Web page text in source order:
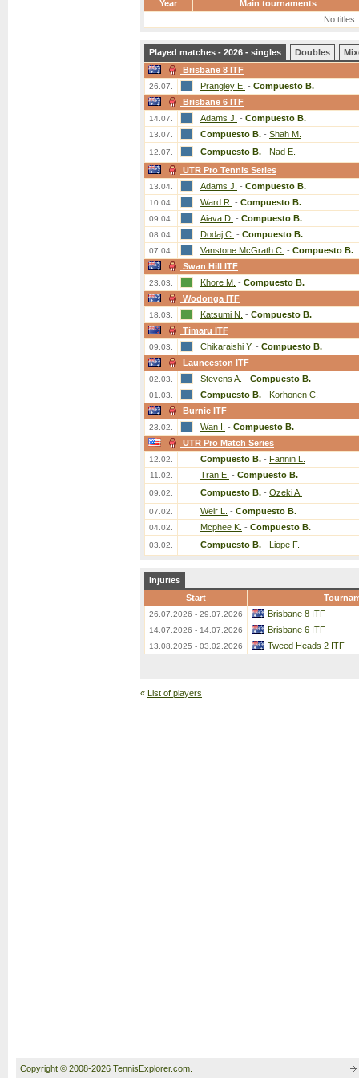
Year
Main tournaments
No titles
Played matches - 2026 - singles Doubles
Brisbane 8 ITF
26.07. Prangley E. - Compuesto B.
Brisbane 6 ITF
14.07. Adams J. - Compuesto B.
13.07. Compuesto B. - Shah M.
12.07. Compuesto B. - Nad E.
UTR Pro Tennis Series
13.04. Adams J. - Compuesto B.
10.04. Ward R. - Compuesto B.
09.04. Aiava D. - Compuesto B.
08.04. Dodaj C. - Compuesto B.
07.04. Vanstone McGrath C. - Compuesto B.
Swan Hill ITF
23.03. Khore M. - Compuesto B.
Wodonga ITF
18.03. Katsumi N. - Compuesto B.
Timaru ITF
09.03. Chikaraishi Y. - Compuesto B.
Launceston ITF
02.03. Stevens A. - Compuesto B.
01.03. Compuesto B. - Korhonen C.
Burnie ITF
23.02. Wan I. - Compuesto B.
UTR Pro Match Series
12.02. Compuesto B. - Fannin L.
11.02. Tran E. - Compuesto B.
09.02. Compuesto B. - Ozeki A.
07.02. Weir L. - Compuesto B.
04.02. Mcphee K. - Compuesto B.
03.02. Compuesto B. - Liope F.
Injuries
Start
26.07.2026 - 29.07.2026 Brisbane 8 ITF
14.07.2026 - 14.07.2026 Brisbane 6 ITF
13.08.2025 - 03.02.2026 Tweed Heads 2 ITF
« List of players
Copyright © 2008-2026 TennisExplorer.com.